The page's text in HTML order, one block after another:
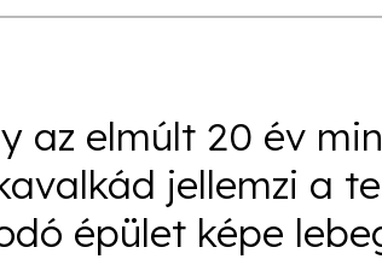
az elmúlt 20 év
jellemzi a
épület képe